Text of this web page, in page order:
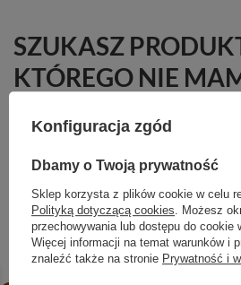
SZUKASZ
KTÓREGO NIE
naszym sklepie, możesz skorzystać ze
zalogowany.
Konfiguracja zgód
Dbamy o Twoją prywatność
Sklep korzysta z plików cookie w celu
Polityką dotyczącą cookies . Możesz
przechowywania lub dostępu do cookie
Więcej informacji na temat warunków i
znaleźć także na stronie Prywatność i